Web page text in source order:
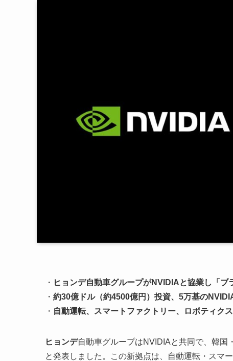
・ ヒョンデ自動車グループがNVIDIAと協業し「
・ 約30億ドル（約4500億円）投資、5万基の
・ 自動運転、スマートファクトリー、ロボティク
ヒョンデ自動車グループはNVIDIAと共同で、韓国
と発表しました。この新拠点は、自動運転・スマ